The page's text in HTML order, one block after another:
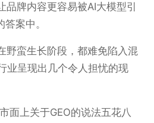
牌内容更容易被AI大模型引
案中。
野蛮生长阶段，都难免陷入混
业呈现出几个令人担忧的现
市面上关于GEO的说法五花八